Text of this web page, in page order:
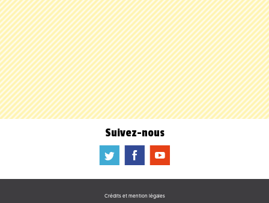
Suivez-nous
a b f
Crédits et mention légales